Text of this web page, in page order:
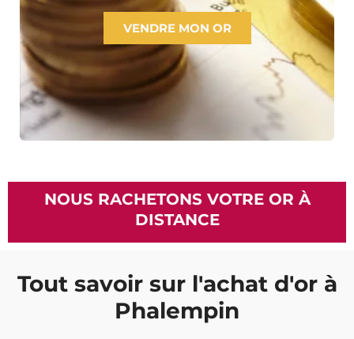
VENDRE MON OR
NOUS RACHETONS VOTRE OR À
DISTANCE
Tout savoir sur l'achat d'or à
Phalempin